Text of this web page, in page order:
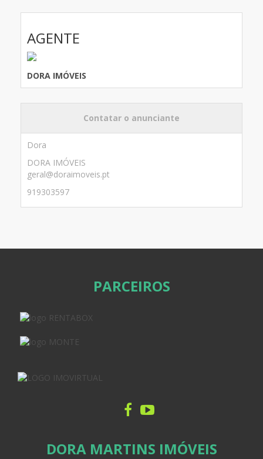
AGENTE
DORA IMÓVEIS
Contatar o anunciante
Dora
DORA IMÓVEIS
geral@doraimoveis.pt
919303597
PARCEIROS
DORA MARTINS IMÓVEIS